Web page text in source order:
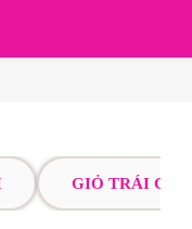
GIỎ TRÁI CÂY